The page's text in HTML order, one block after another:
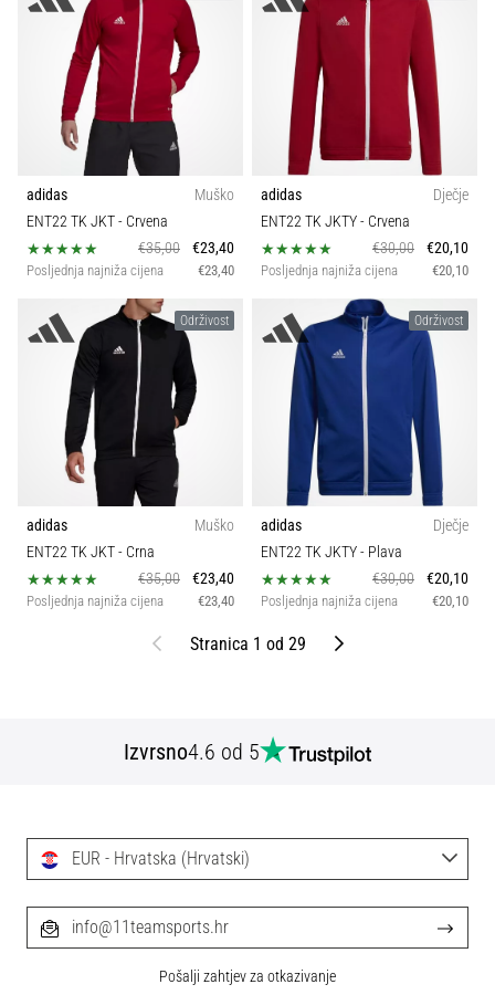
adidas
Muško
ENT22 TK JKT- Crvena
€35,00
€23,40
Posljednja najniža cijena €23,40
adidas
Dječje
ENT22 TK JKTY- Crvena
€30,00
€20,10
Posljednja najniža cijena €20,10
Održivost
adidas
Muško
ENT22 TK JKT- Crna
€35,00
€23,40
Posljednja najniža cijena €23,40
Održivost
adidas
Dječje
ENT22 TK JKTY- Plava
€30,00
€20,10
Posljednja najniža cijena €20,10
PrethodniStranica 1 od 29 Sljedeći
Izvrsno4.6 od 5
EUR - Hrvatska (Hrvatski)
info@11teamsports.hr
Pošalji zahtjev za otkazivanje